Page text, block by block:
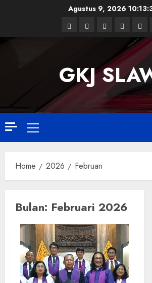
Agustus 9, 2026
Facebook
TwitterLinkedin
VK
GKJ
Primary
Menu
Home 2026 Februari
Bulan: Februari 2026